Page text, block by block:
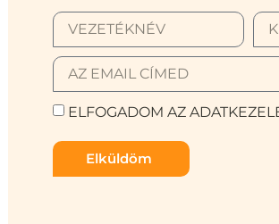
ELFOGADOM AZ
Elküldöm